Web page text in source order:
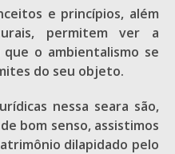
e princípios, além
permitem ver a
o ambientalismo se
do seu objeto.
nessa seara são,
bom senso, assistimos
dilapidado pelo